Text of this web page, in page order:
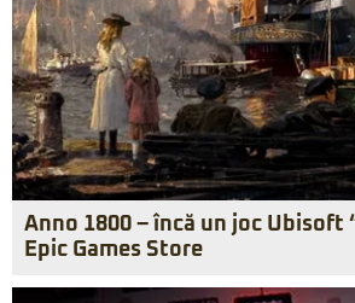
Anno 1800 – încă un joc Ubisoft
Epic Games Store